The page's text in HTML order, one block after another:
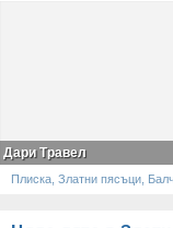
Дари Травел
Плиска, Златни пясъци,